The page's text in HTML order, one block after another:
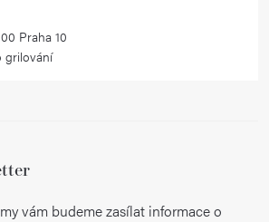
Praha 10
grilování
vám budeme zasílat informace o